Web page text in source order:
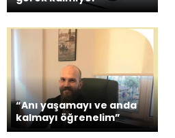
“Anı yaşamayı ve anda
kalmayı öğrenelim”